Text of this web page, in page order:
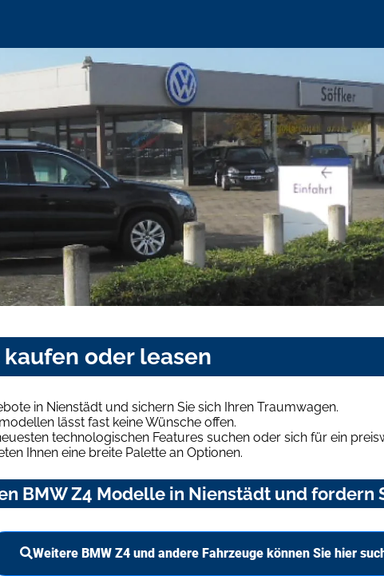
oder leasen
in Nienstädt und sichern Sie sich Ihren Traumwagen.
lässt fast keine Wünsche offen.
technologischen Features suchen oder sich für ein
Ihnen eine breite Palette an Optionen.
BMW Z4 Modelle in Nienstädt und fordern
Weitere BMW Z4 und andere Fahrzeuge können Sie hier